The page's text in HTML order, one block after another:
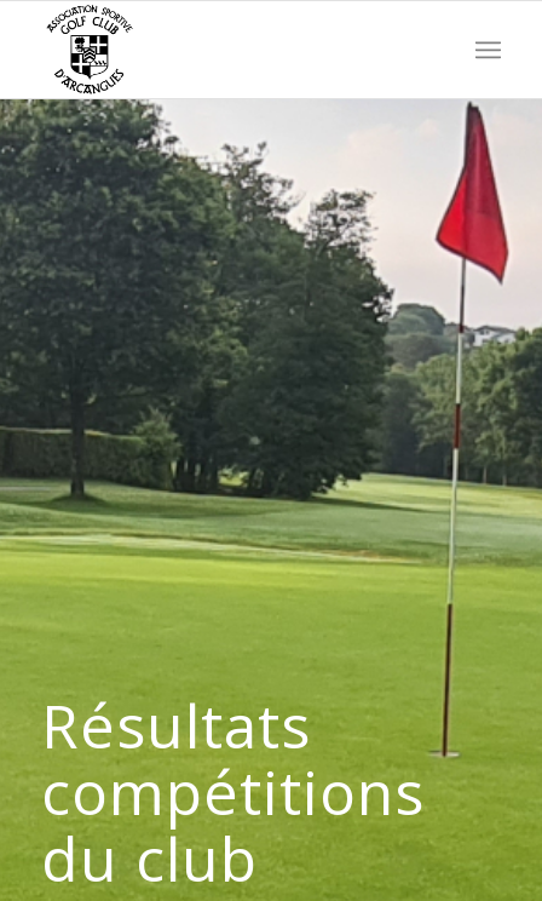
Résultats
compétitions
du club